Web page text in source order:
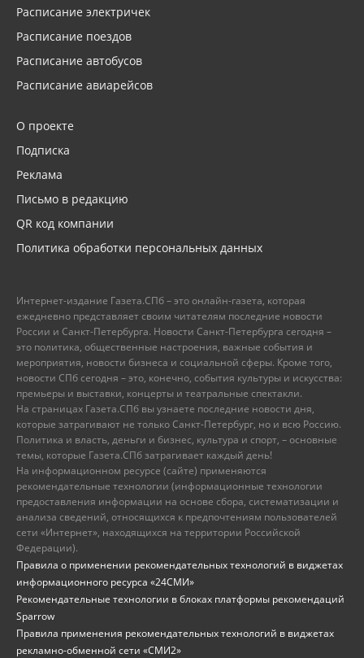
Расписание электричек
Расписание поездов
Расписание автобусов
Расписание авиарейсов
О проекте
Подписка
Реклама
Письмо в редакцию
QR код компании
Политика обработки персональных данных
Интернет-издание Газета.СПб – это онлайн-газета, которая
ежедневно представляет своим читателям последние новости
России и Санкт-Петербурга. Новости Санкт-Петербурга сегодня –
это политика, общественные настроения, важные события и
мероприятия, новости бизнеса и социальной сферы. Кроме того,
новости СПб сегодня – это, конечно, события культуры и искусства:
премьеры и выставки, концерты и театральные спектакли.
На страницах Газета.СПб вы узнаете последние новости дня,
которые затрагивают не только Санкт-Петербург, но и всю Россию.
Политика и власть, деньги и бизнес, культура и спорт, – основные
темы, которые Газета.СПб затрагивает каждый день!
На информационном ресурсе (сайте) применяются
рекомендательные технологии (информационные технологии
предоставления информации на основе сбора, систематизации и
анализа сведений, относящихся к предпочтениям пользователей
сети «Интернет», находящихся на территории Российской
Федерации).
Правила о применении рекомендательных технологий в виджетах
информационного ресурса «24СМИ»
Рекомендательные технологии в блоках платформы рекомендаций
Sparrow
Правила применения рекомендательных технологий в виджетах
рекламно-обменной сети «СМИ2»